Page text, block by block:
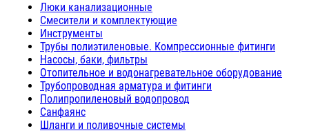
Люки канализационные
Cмесители и комплектующие
Инструменты
Трубы полиэтиленовые. Компрессионные фитинги
Насосы, баки, фильтры
Отопительное и водонагревательное оборудование
Трубопроводная арматура и фитинги
Полипропиленовый водопровод
Санфаянс
Шланги и поливочные системы